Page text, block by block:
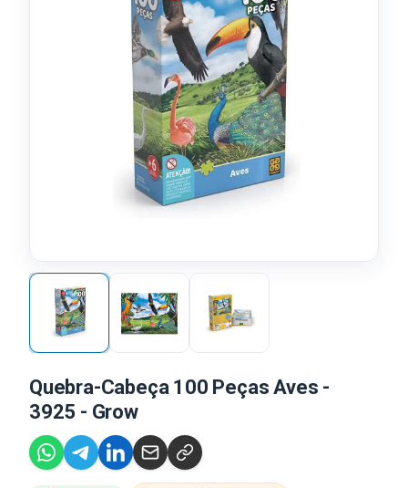
Quebra-Cabeça 100 Peças Aves -
3925 - Grow